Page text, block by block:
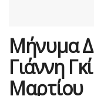
Μήνυμα
Γιάννη
Μαρτίου